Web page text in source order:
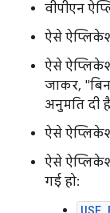
वीपीएन
ऐसे
ऐसे
जाकर,
अनुमति दी है
ऐसे
ऐसे
गई हो: